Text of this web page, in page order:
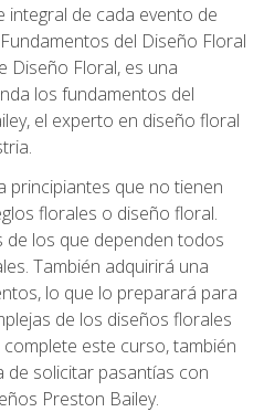
integral de cada evento de
del Diseño Floral
Diseño Floral, es una
los fundamentos del
el experto en diseño floral
principiantes que no tienen
florales o diseño floral.
los que dependen todos
También adquirirá una
lo que lo preparará para
de los diseños florales
este curso, también
solicitar pasantías con
Preston Bailey.